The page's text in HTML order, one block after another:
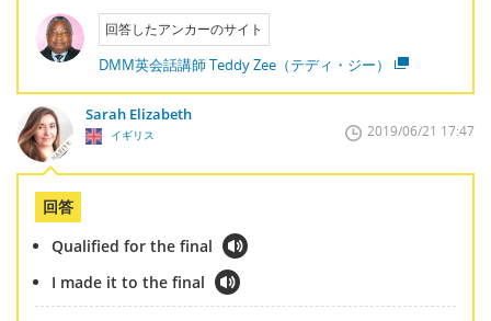
回答したアンカーのサイト
DMM英会話講師 Teddy Zee（テディ・ジー）
Sarah Elizabeth
イギリス 2019/06/21 17:47
回答
Qualified for the final
I made it to the final